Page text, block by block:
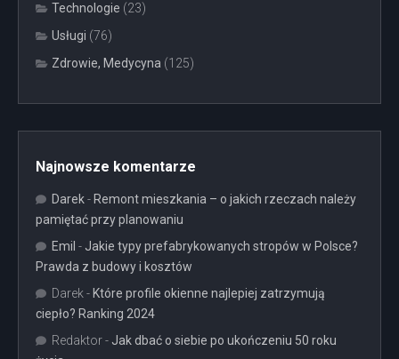
Technologie (23)
Usługi (76)
Zdrowie, Medycyna (125)
Najnowsze komentarze
Darek- Remont mieszkania – o jakich rzeczach należy
pamiętać przy planowaniu
Emil - Jakie typy prefabrykowanych stropów w Polsce?
Prawda z budowy i kosztów
Darek - Które profile okienne najlepiej zatrzymują
ciepło? Ranking 2024
Redaktor- Jak dbać o siebie po ukończeniu 50 roku